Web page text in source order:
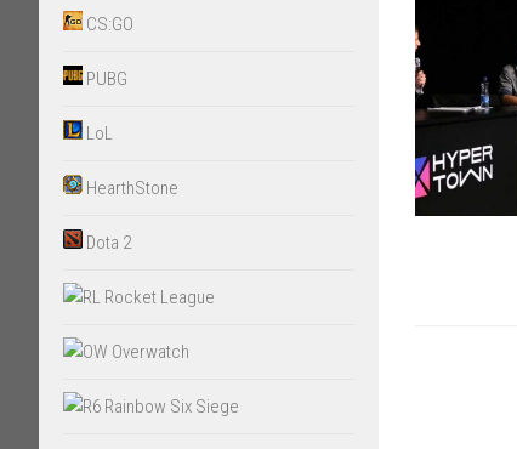
CS:GO
PUBG
LoL
HearthStone
Dota 2
Rocket League
Overwatch
Rainbow Six Siege